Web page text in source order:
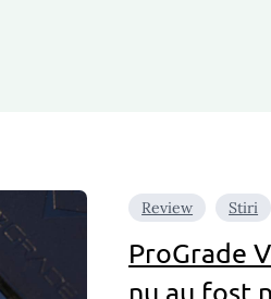
Review Stiri
ProGrade
nu au fost